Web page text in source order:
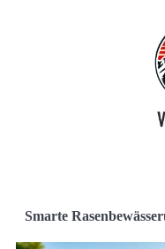
Smarte